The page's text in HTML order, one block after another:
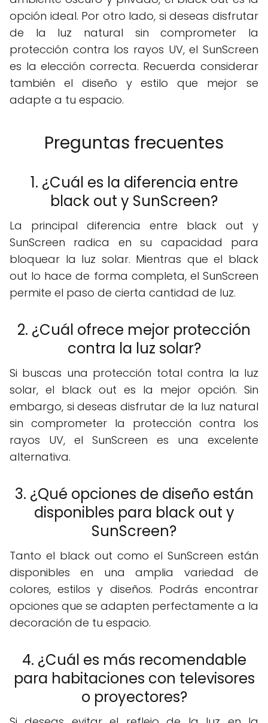
opción ideal. Por otro lado, si deseas disfrutar
de la luz natural sin comprometer la
protección contra los rayos UV, el SunScreen
es la elección correcta. Recuerda considerar
también el diseño y estilo que mejor se
adapte a tu espacio.
Preguntas frecuentes
1. ¿Cuál es la diferencia entre
black out y SunScreen?
La principal diferencia entre black out y
SunScreen radica en su capacidad para
bloquear la luz solar. Mientras que el black
out lo hace de forma completa, el SunScreen
permite el paso de cierta cantidad de luz.
2. ¿Cuál ofrece mejor protección
contra la luz solar?
Si buscas una protección total contra la luz
solar, el black out es la mejor opción. Sin
embargo, si deseas disfrutar de la luz natural
sin comprometer la protección contra los
rayos UV, el SunScreen es una excelente
alternativa.
3. ¿Qué opciones de diseño están
disponibles para black out y
SunScreen?
Tanto el black out como el SunScreen están
disponibles en una amplia variedad de
colores, estilos y diseños. Podrás encontrar
opciones que se adapten perfectamente a la
decoración de tu espacio.
4. ¿Cuál es más recomendable
para habitaciones con televisores
o proyectores?